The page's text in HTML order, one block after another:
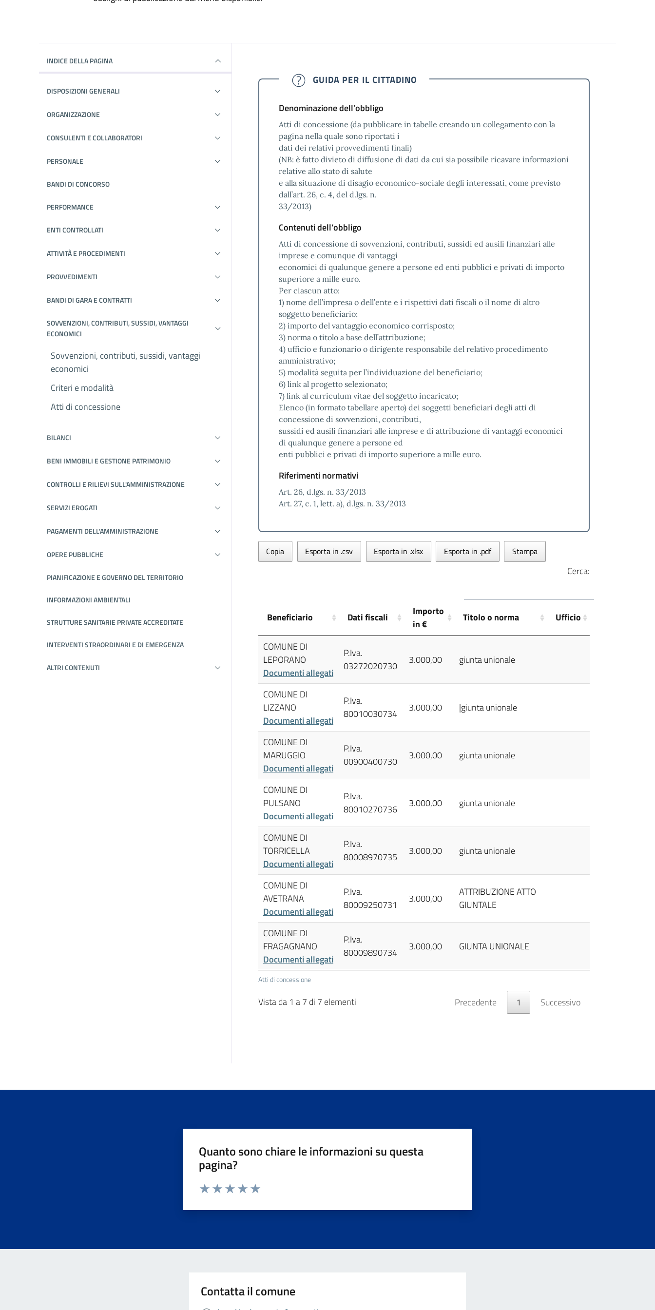
INDICE DELLA PAGINA
DISPOSIZIONI GENERALI
ORGANIZZAZIONE
CONSULENTI E COLLABORATORI
PERSONALE
BANDI DI CONCORSO
PERFORMANCE
ENTI CONTROLLATI
ATTIVITÀ E PROCEDIMENTI
PROVVEDIMENTI
BANDI DI GARA E CONTRATTI
SOVVENZIONI, CONTRIBUTI, SUSSIDI, VANTAGGI
ECONOMICI
Sovvenzioni, contributi, sussidi, vantaggi
economici
Criteri e modalità
Atti di concessione
BILANCI
BENI IMMOBILI E GESTIONE PATRIMONIO
CONTROLLI E RILIEVI SULL'AMMINISTRAZIONE
SERVIZI EROGATI
PAGAMENTI DELL'AMMINISTRAZIONE
OPERE PUBBLICHE
PIANIFICAZIONE E GOVERNO DEL TERRITORIO
INFORMAZIONI AMBIENTALI
STRUTTURE SANITARIE PRIVATE ACCREDITATE
INTERVENTI STRAORDINARI E DI EMERGENZA
ALTRI CONTENUTI
GUIDA PER IL CITTADINO
Denominazione dell’obbligo
Atti di concessione (da pubblicare in tabelle creando un collegamento con la
pagina nella quale sono riportati i
dati dei relativi provvedimenti finali)
(NB: è fatto divieto di diffusione di dati da cui sia possibile ricavare informazioni
relative allo stato di salute
e alla situazione di disagio economico-sociale degli interessati, come previsto
dall’art. 26, c. 4, del d.lgs. n.
33/2013)
Contenuti dell’obbligo
Atti di concessione di sovvenzioni, contributi, sussidi ed ausili finanziari alle
imprese e comunque di vantaggi
economici di qualunque genere a persone ed enti pubblici e privati di importo
superiore a mille euro.
Per ciascun atto:
1) nome dell’impresa o dell’ente e i rispettivi dati fiscali o il nome di altro
soggetto beneficiario;
2) importo del vantaggio economico corrisposto;
3) norma o titolo a base dell’attribuzione;
4) ufficio e funzionario o dirigente responsabile del relativo procedimento
amministrativo;
5) modalità seguita per l’individuazione del beneficiario;
6) link al progetto selezionato;
7) link al curriculum vitae del soggetto incaricato;
Elenco (in formato tabellare aperto) dei soggetti beneficiari degli atti di
concessione di sovvenzioni, contributi,
sussidi ed ausili finanziari alle imprese e di attribuzione di vantaggi economici
di qualunque genere a persone ed
enti pubblici e privati di importo superiore a mille euro.
Riferimenti normativi
Art. 26, d.lgs. n. 33/2013
Art. 27, c. 1, lett. a), d.lgs. n. 33/2013
Copia Esporta in .csv Esporta in .xlsx Esporta in .pdf Stampa
Cerca:
Atti di concessione
Beneficiario Dati fiscali
Importo
in €
Titolo o norma Ufficio
COMUNE DI
LEPORANO
Documenti allegati
P.Iva.
03272020730
3.000,00 giunta unionale
COMUNE DI
LIZZANO
Documenti allegati
P.Iva.
80010030734
3.000,00 |giunta unionale
COMUNE DI
MARUGGIO
Documenti allegati
P.Iva.
00900400730
3.000,00 giunta unionale
COMUNE DI
PULSANO
Documenti allegati
P.Iva.
80010270736
3.000,00 giunta unionale
COMUNE DI
TORRICELLA
Documenti allegati
P.Iva.
80008970735
3.000,00 giunta unionale
COMUNE DI
AVETRANA
Documenti allegati
P.Iva.
80009250731
3.000,00
ATTRIBUZIONE ATTO
GIUNTALE
COMUNE DI
FRAGAGNANO
Documenti allegati
P.Iva.
80009890734
3.000,00 GIUNTA UNIONALE
Vista da 1 a 7 di 7 elementi Precedente 1 Successivo
Quanto sono chiare le informazioni su questa
pagina?
Valuta da 1 a 5 stelle la pagina
Contatta il comune